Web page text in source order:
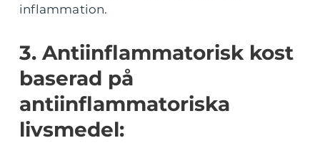
inflammation.
3. Antiinflammatorisk kost
baserad på
antiinflammatoriska
livsmedel: